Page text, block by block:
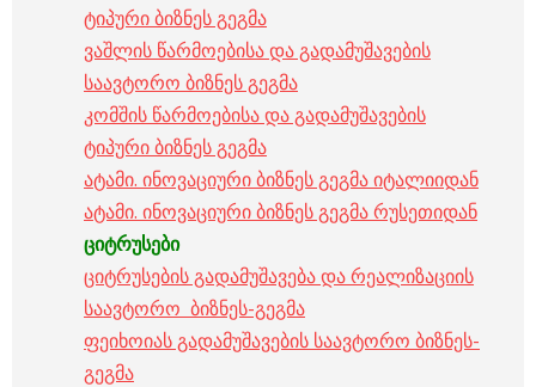
ტიპური ბიზნეს გეგმა
ვაშლის წარმოებისა და გადამუშავების
საავტორო ბიზნეს გეგმა
კომშის წარმოებისა და გადამუშავების
ტიპური ბიზნეს გეგმა
ატამი. ინოვაციური ბიზნეს გეგმა იტალიიდან
ატამი. ინოვაციური ბიზნეს გეგმა რუსეთიდან
ციტრუსები
ციტრუსების გადამუშავება და რეალიზაციის
საავტორო ბიზნეს-გეგმა
ფეიხოიას გადამუშავების საავტორო ბიზნეს-
გეგმა